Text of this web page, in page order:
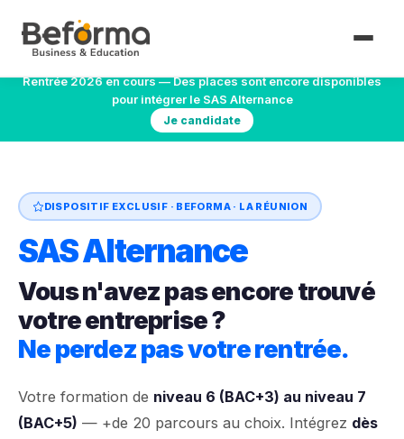
Rentrée 2026 en cours — Des places sont encore disponibles
pour intégrer le SAS Alternance
Je candidate
DISPOSITIF EXCLUSIF · BEFORMA · LA RÉUNION
SAS Alternance
Vous n'avez pas encore trouvé
votre entreprise ?
Ne perdez pas votre rentrée.
Votre formation de niveau 6 (BAC+3) au niveau 7
(BAC+5) — +de 20 parcours au choix. Intégrez dès